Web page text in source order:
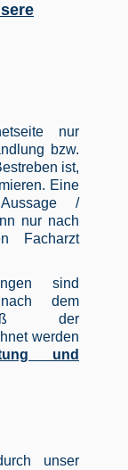
nur
bzw.
ist,
Eine
/
nur nach
Facharzt
sind
dem
der
werden
und
unser